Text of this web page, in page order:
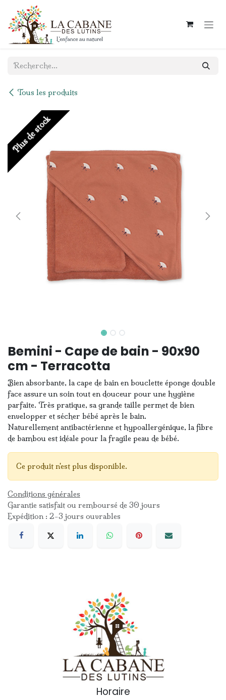
Se rendre au contenu
Tous les produits
Plus de stock
Bemini - Cape de bain - 90x90
cm - Terracotta
Bien absorbante, la cape de bain en bouclette éponge double
face assure un soin tout en douceur pour une hygiène
parfaite. Très pratique, sa grande taille permet de bien
envelopper et sécher bébé après le bain.
Naturellement antibactérienne et hypoallergénique, la fibre
de bambou est idéale pour la fragile peau de bébé.
Ce produit n'est plus disponible.
Conditions générales
Garantie satisfait ou remboursé de 30 jours
Expédition : 2-3 jours ouvrables
Horaire